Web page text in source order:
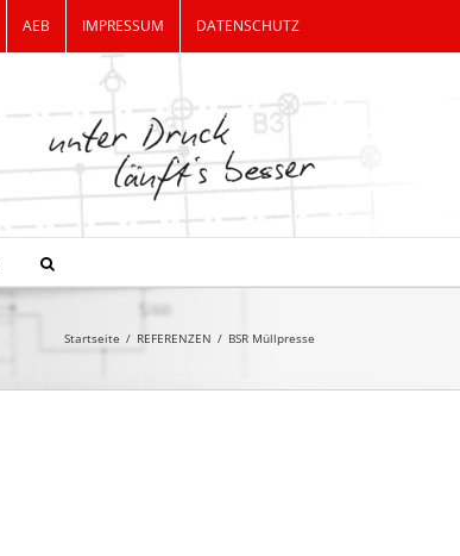
AEB IMPRESSUM DATENSCHUTZ
Startseite / REFERENZEN / BSR Müllpresse